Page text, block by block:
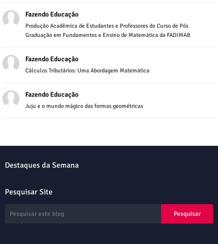
Fazendo Educação
Produção Acadêmica de Estudantes e Professores do Curso de Pós
Graduação em Fundamentos e Ensino de Matemática da FADIMAB
Fazendo Educação
Cálculos Tributários: Uma Abordagem Matemática
Fazendo Educação
Juju e o mundo mágico das formas geométricas
Destaques da Semana
Pesquisar Site